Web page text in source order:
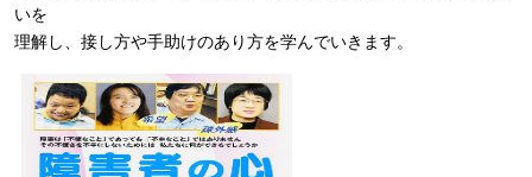
いを
理解し、接し方や手助けのあり方を学んでいきます。